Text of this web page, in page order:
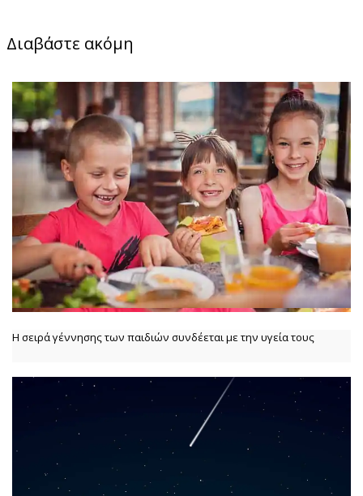
Διαβάστε ακόμη
Η σειρά γέννησης των παιδιών συνδέεται με την υγεία τους